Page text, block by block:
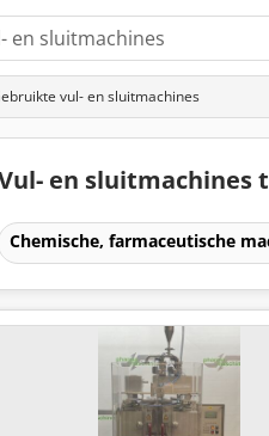
vul- en sluitmachines
en sluitmachines
Chemische, farmaceutische